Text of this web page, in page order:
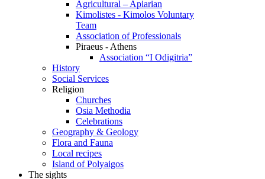
Agricultural – Apiarian
Kimolistes - Kimolos Voluntary
Team
Association of Professionals
Piraeus - Athens
Association “I Odigitria”
History
Social Services
Religion
Churches
Osia Methodia
Celebrations
Geography & Geology
Flora and Fauna
Local recipes
Island of Polyaigos
The sights